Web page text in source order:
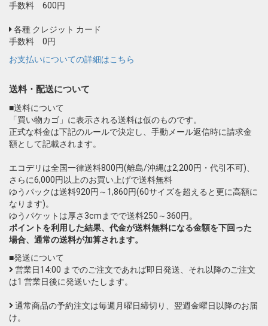
手数料 600円
各種 クレジット カード
手数料 0円
お支払いについての詳細はこちら
送料・配送について
■送料について
「買い物カゴ」に表示される送料は仮のものです。
正式な料金は下記のルールで決定し、手動メール返信時に請求金
額として記載されます。
エコデリは全国一律送料800円(離島/沖縄は2,200円・代引不可)、
さらに6,000円以上のお買い上げで送料無料
ゆうパックは送料920円～1,860円(60サイズを超えると更に高額に
なります)。
ゆうパケットは厚さ3cmまでで送料250～360円。
ポイントを利用した結果、代金が送料無料になる金額を下回った
場合、通常の送料が加算されます。
■発送について
営業日14:00 までのご注文であれば即日発送、それ以降のご注文
は1 営業日後に発送いたします。
通常商品の予約注文は毎週月曜日締切り、翌週金曜日以降のお届
け。